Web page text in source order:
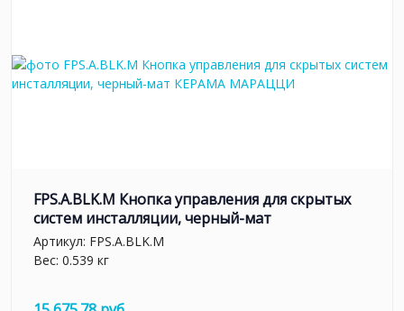
FPS.A.BLK.M Кнопка управления для скрытых
систем инсталляции, черный-мат
Артикул: FPS.A.BLK.M
Вес: 0.539 кг